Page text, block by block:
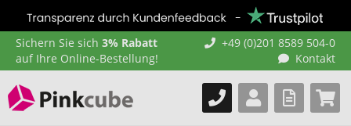
Sichern Sie sich 3% Rabatt
auf Ihre Online-Bestellung!
+49 (0)201 8589 504-0
Kontakt